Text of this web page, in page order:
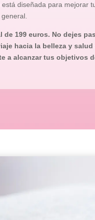
diseñada para mejorar
199 euros. No dejes
hacia la belleza y
a alcanzar tus objetivos